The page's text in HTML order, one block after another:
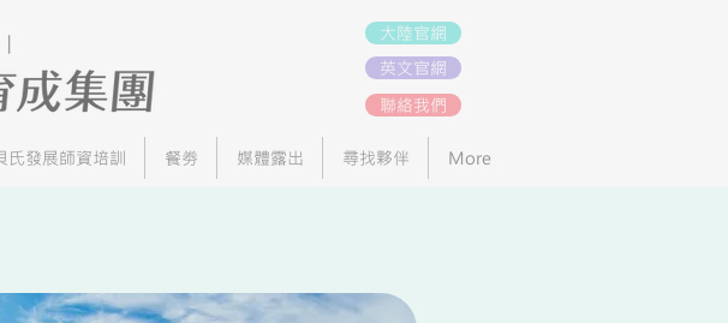
大陸官網
英文官網
聯絡我們
氏發展師資培訓 餐劵 媒體露出 尋找夥伴 More